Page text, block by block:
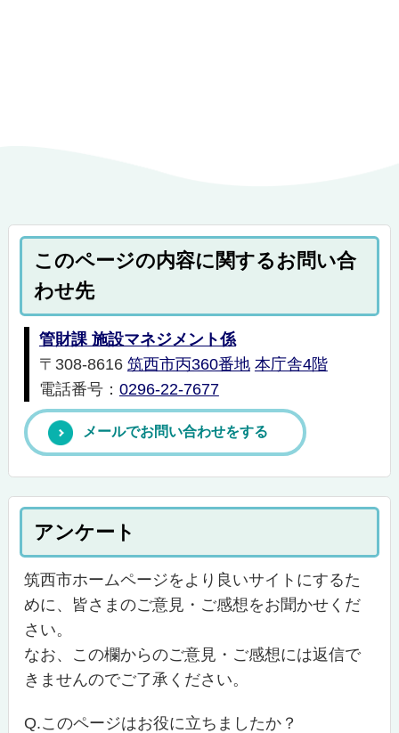
このページの内容に関するお問い合
わせ先
管財課 施設マネジメント係
〒308-8616 筑西市丙360番地 本庁舎4階
電話番号： 0296-22-7677
メールでお問い合わせをする
アンケート
筑西市ホームページをより良いサイトにするた
めに、皆さまのご意見・ご感想をお聞かせくだ
さい。
なお、この欄からのご意見・ご感想には返信で
きませんのでご了承ください。
Q.このページはお役に立ちましたか？